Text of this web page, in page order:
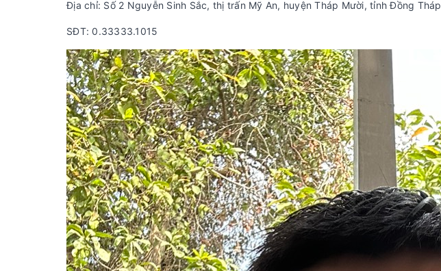
Địa chỉ: Số 2 Nguyễn Sinh Sắc, thị trấn Mỹ An, huyện Tháp Mười, tỉnh Đồng Tháp
SĐT: 0.33333.1015